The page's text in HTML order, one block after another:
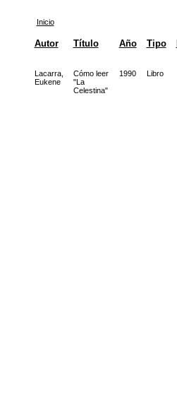
Inicio
Autor Título Año Tipo
Lacarra,
Eukene
Cómo leer
"La
Celestina"
1990 Libro